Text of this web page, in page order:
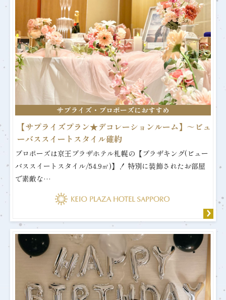
サプライズ・プロポーズにおすすめ
【サプライズプラン★デコレーションルーム】～ビュ
ーバススイートスタイル確約
プロポーズは京王プラザホテル札幌の【プラザキング(ビュー
バススイートスタイル/54.9㎡)】！ 特別に装飾されたお部屋
で素敵な…